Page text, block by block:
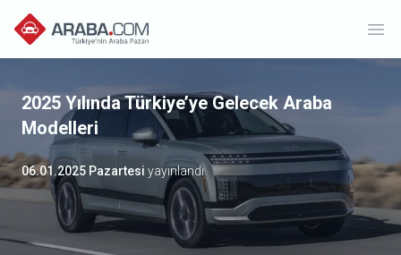
2025 Yılında Türkiye’ye Gelecek Araba
Modelleri
06.01.2025 Pazartesi yayınlandı